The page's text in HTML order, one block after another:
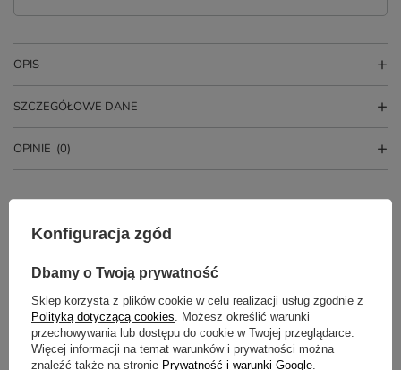
OPIS
SZCZEGÓŁOWE DANE
OPINIE (0)
Potrzebujesz pomocy? Masz pytania?
Konfiguracja zgód
Dbamy o Twoją prywatność
Sklep korzysta z plików cookie w celu realizacji usług zgodnie z
Polityką dotyczącą cookies. Możesz określić warunki
przechowywania lub dostępu do cookie w Twojej przeglądarce.
Więcej informacji na temat warunków i prywatności można
znaleźć także na stronie Prywatność i warunki Google.